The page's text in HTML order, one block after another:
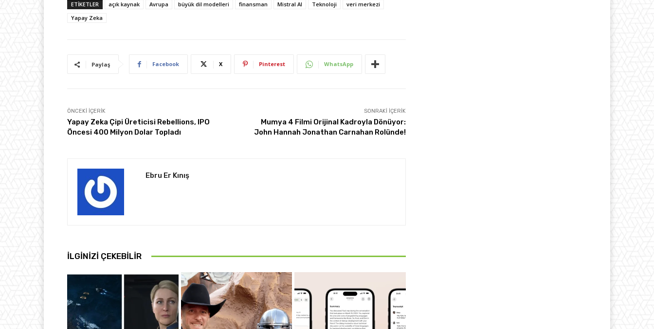
ETIKETLER açık kaynak Avrupa büyük dil modelleri finansman Mistral AI Teknoloji
veri merkezi
Yapay Zeka
Paylaş Facebook X Pinterest WhatsApp
ÖNCEKI İÇERIK
Yapay Zeka Çipi Üreticisi Rebellions, IPO
Öncesi 400 Milyon Dolar Topladı
SONRAKI İÇERIK
Mumya 4 Filmi Orijinal Kadroyla Dönüyor:
John Hannah Jonathan Carnahan Rolünde!
Ebru Er Kınış
İLGINIZI ÇEKEBILIR